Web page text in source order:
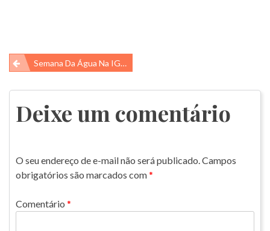
Navegação
de
Post
Semana Da Água Na IGUi Ecologia
Deixe um comentário
O seu endereço de e-mail não será publicado.Campos
obrigatórios são marcados com*
Comentário *